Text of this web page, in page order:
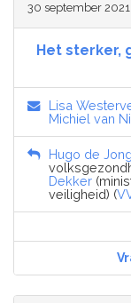
30 september
Het sterker,
Lisa
Michiel van
Hugo de
Dekker
veiligheid) (